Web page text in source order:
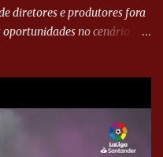
diretores e produtores fora
no cenário